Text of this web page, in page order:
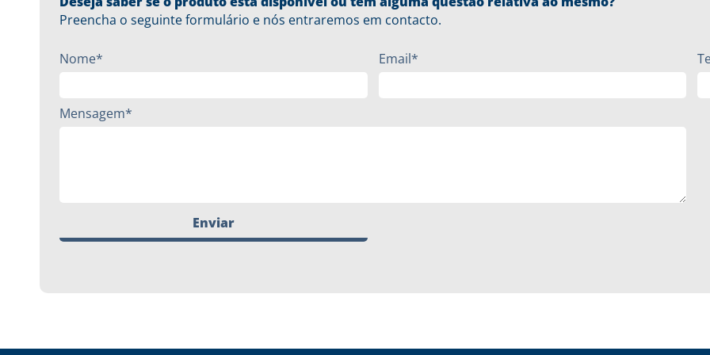
Preencha o seguinte formulário e nós entraremos em contacto.
Nome* Email*
Mensagem*
Enviar